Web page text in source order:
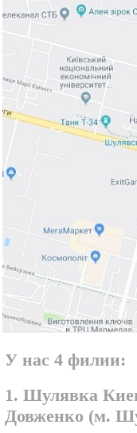
У нас 4 филии:
1. Шулявка
Довженко (м.